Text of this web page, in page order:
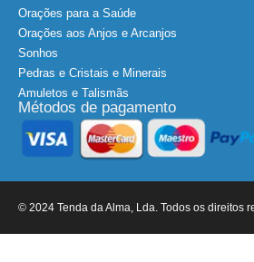
Orações, Preces e Actos Tradicionais
Orações para a Saúde
Orações aos Anjos e Arcanjos
Sonhos
Pedras e Cristais e Minerais
Amuletos e Talismãs
Métodos de pagamento